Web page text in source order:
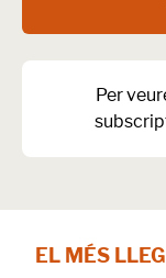
Per
EL MÉS